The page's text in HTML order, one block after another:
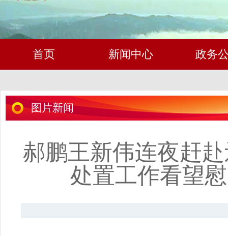
首页 新闻中心 政务
图片新闻
郝鹏王新伟连夜赶
处置工作看望